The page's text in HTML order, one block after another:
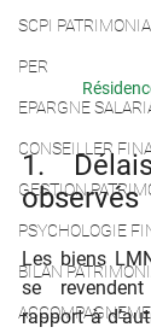
SCPI
PER
EPARGNE
CONSEILLER
GESTION
PSYCHOLOGIE
BILAN
1.
observés
Les biens
se
rapport à